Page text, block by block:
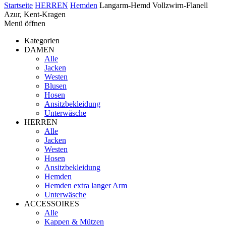
Startseite HERREN Hemden Langarm-Hemd Vollzwirn-Flanell
Azur, Kent-Kragen
Menü öffnen
Kategorien
DAMEN
Alle
Jacken
Westen
Blusen
Hosen
Ansitzbekleidung
Unterwäsche
HERREN
Alle
Jacken
Westen
Hosen
Ansitzbekleidung
Hemden
Hemden extra langer Arm
Unterwäsche
ACCESSOIRES
Alle
Kappen & Mützen